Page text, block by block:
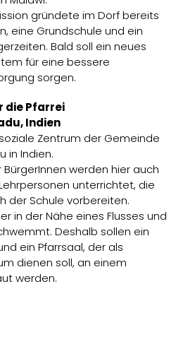
gründete im Dorf bereits
eine Grundschule und ein
Bald soll ein neues
für eine bessere
sorgen.
Pfarrei
Indien
Zentrum der Gemeinde
in Indien.
werden hier auch
unterrichtet, die
der Schule vorbereiten.
in der Nähe eines Flusses und
Deshalb sollen ein
ein Pfarrsaal, der als
dienen soll, an einem
werden.